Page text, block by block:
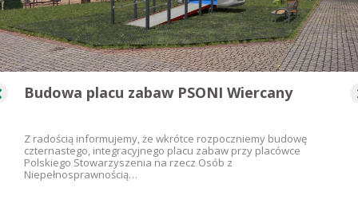
Budowa placu zabaw PSONI Wiercany
Z radością informujemy, że wkrótce rozpoczniemy budowę
czternastego, integracyjnego placu zabaw przy placówce
Polskiego Stowarzyszenia na rzecz Osób z
Niepełnosprawnością…